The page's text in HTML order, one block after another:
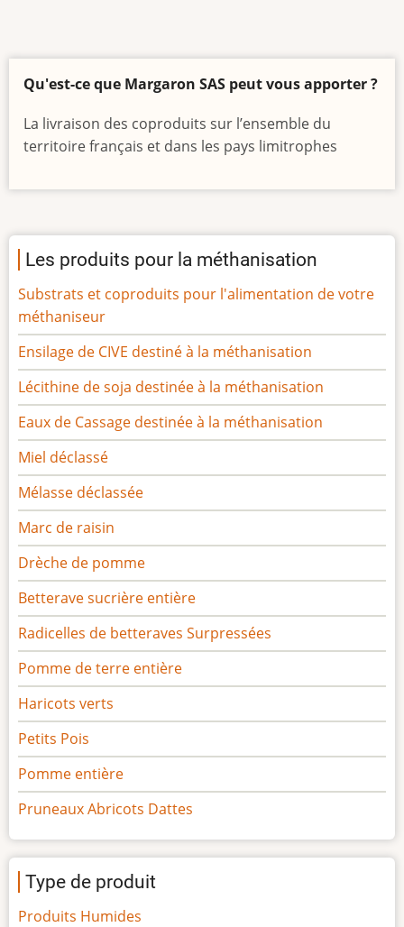
Qu'est-ce que Margaron SAS peut vous apporter ?
La livraison des coproduits sur l’ensemble du
territoire français et dans les pays limitrophes
Les produits pour la méthanisation
Substrats et coproduits pour l'alimentation de votre
méthaniseur
Ensilage de CIVE destiné à la méthanisation
Lécithine de soja destinée à la méthanisation
Eaux de Cassage destinée à la méthanisation
Miel déclassé
Mélasse déclassée
Marc de raisin
Drèche de pomme
Betterave sucrière entière
Radicelles de betteraves Surpressées
Pomme de terre entière
Haricots verts
Petits Pois
Pomme entière
Pruneaux Abricots Dattes
Type de produit
Produits Humides